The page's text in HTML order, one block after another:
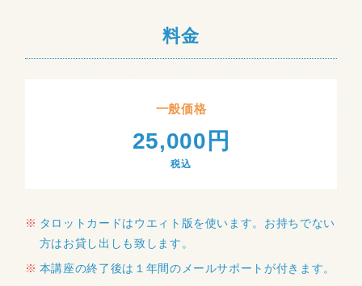
料金
一般価格
25,000円
税込
タロットカードはウエィト版を使います。お持ちでない
方はお貸し出しも致します。
本講座の終了後は１年間のメールサポートが付きます。